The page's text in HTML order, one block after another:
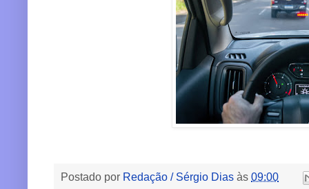
Postado por Redação / Sérgio Dias às 09:00